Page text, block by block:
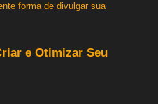
forma de divulgar sua
e Otimizar Seu